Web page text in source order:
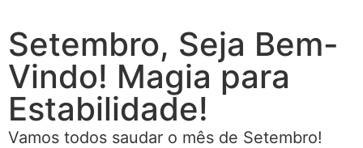
Setembro, Seja Bem-
Vindo! Magia para
Estabilidade!
Vamos todos saudar o mês de Setembro!